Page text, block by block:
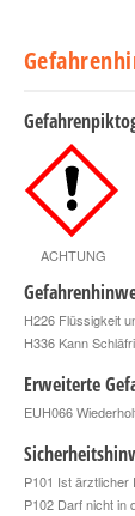
ACHTUNG
H226 Flüssigkeit
H336 Kann
Erweiterte
EUH066
P101 Ist ärztlicher
P102 Darf nicht in